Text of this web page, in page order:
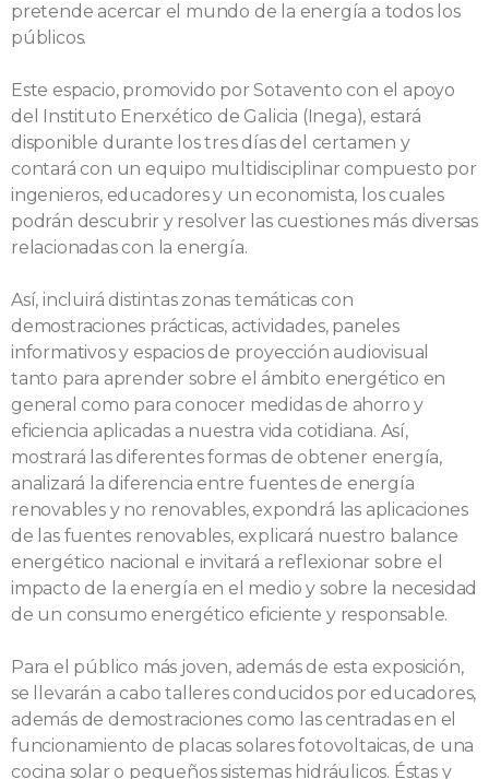
pretende acercar el mundo de la energía a todos los
públicos.
Este espacio, promovido por Sotavento con el apoyo
del Instituto Enerxético de Galicia (Inega), estará
disponible durante los tres días del certamen y
contará con un equipo multidisciplinar compuesto por
ingenieros, educadores y un economista, los cuales
podrán descubrir y resolver las cuestiones más diversas
relacionadas con la energía.
Así, incluirá distintas zonas temáticas con
demostraciones prácticas, actividades, paneles
informativos y espacios de proyección audiovisual
tanto para aprender sobre el ámbito energético en
general como para conocer medidas de ahorro y
eficiencia aplicadas a nuestra vida cotidiana. Así,
mostrará las diferentes formas de obtener energía,
analizará la diferencia entre fuentes de energía
renovables y no renovables, expondrá las aplicaciones
de las fuentes renovables, explicará nuestro balance
energético nacional e invitará a reflexionar sobre el
impacto de la energía en el medio y sobre la necesidad
de un consumo energético eficiente y responsable.
Para el público más joven, además de esta exposición,
se llevarán a cabo talleres conducidos por educadores,
además de demostraciones como las centradas en el
funcionamiento de placas solares fotovoltaicas, de una
cocina solar o pequeños sistemas hidráulicos. Éstas y